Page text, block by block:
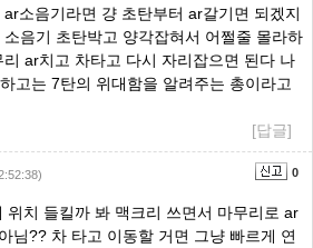
소음기라면 걍 초탄부터 ar갈기면 되겠지
음기 초탄박고 양각잡혀서 어쩔줄 몰라하
ar치고 차타고 다시 자리잡으면 된다 나
고는 7탄의 위대함을 알려주는 총이라고
[답글]
0
위치 들킬까 봐 맥크리 쓰면서 마무리로 ar
님?? 차 타고 이동할 거면 그냥 빠르게 연